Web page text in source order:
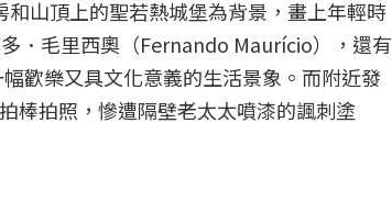
山頂上的聖若熱城堡為背景，畫上年輕時
．毛里西奧（Fernando Maurício），還有
歡樂又具文化意義的生活景象。而附近發
棒拍照，慘遭隔壁老太太噴漆的諷刺塗